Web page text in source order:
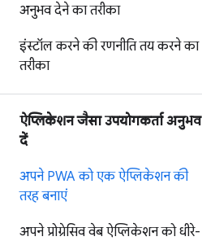
अनुभव देने का तरीका
इंस्टॉल करने की रणनीति तय करने का
तरीका
ऐप्लिकेशन जैसा उपयोगकर्ता अनुभव
दें
अपने PWA को एक ऐप्लिकेशन की
तरह बनाएं
अपने प्रोग्रेसिव वेब ऐप्लिकेशन को धीरे-